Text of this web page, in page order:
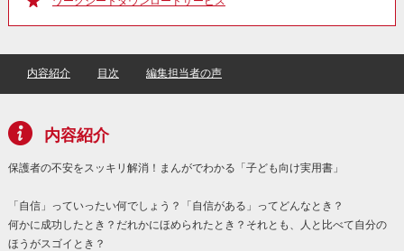
内容紹介 目次 編集担当者の声
内容紹介
保護者の不安をスッキリ解消！まんがでわかる「子ども向け実用書」
「自信」っていったい何でしょう？「自信がある」ってどんなとき？
何かに成功したとき？だれかにほめられたとき？それとも、人と比べて自分の
ほうがスゴイとき？